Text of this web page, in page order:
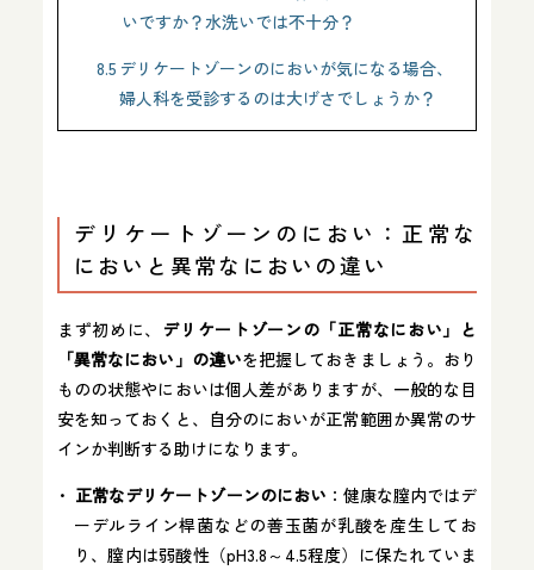
いですか？水洗いでは不十分？
8.5 デリケートゾーンのにおいが気になる場合、
婦人科を受診するのは大げさでしょうか？
デリケートゾーンのにおい：正常な
においと異常なにおいの違い
まず初めに、 デリケートゾーンの「正常なにおい」と
「異常なにおい」の違いを把握しておきましょう。おり
ものの状態やにおいは個人差がありますが、一般的な目
安を知っておくと、自分のにおいが正常範囲か異常のサ
インか判断する助けになります。
正常なデリケートゾーンのにおい ：健康な膣内ではデ
ーデルライン桿菌などの善玉菌が乳酸を産生してお
り、膣内は弱酸性（pH3.8～4.5程度）に保たれていま